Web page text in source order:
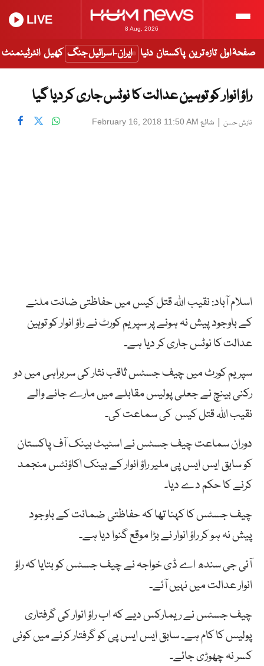
8 Aug, 2026
LIVE
صفحۂ اول تازہ ترین پاکستان دنیا ایران-اسرائیل جنگ کھیل انٹرٹینمنٹ
راؤ انوار کو توہین عدالت کا نوٹس جاری کر دیا گیا
نازش حسن | شائع February 16, 2018 11:50 AM
اسلام آباد: نقیب اللہ قتل کیس میں حفاظتی ضانت ملنے
کے باوجود پیش نہ ہونے پر سپریم کورٹ نے راؤ انوار کو توہین
عدالت کا نوٹس جاری کر دیا ہے۔
سپریم کورٹ میں چیف جسٹس ثاقب نثار کی سربراہی میں دو
رکنی بینچ نے جعلی پولیس مقابلے میں مارے جانے والے
نقیب اللہ قتل کیس کی سماعت کی۔
دوران سماعت چیف جسٹس نے اسٹیٹ بینک آف پاکستان
کو سابق ایس ایس پی ملیر راؤ انوار کے بینک اکاؤنٹس منجمد
کرنے کا حکم دے دیا۔
چیف جسٹس کا کہنا تھا کہ حفاظتی ضمانت کے باوجود
پیش نہ ہو کر راؤ انوار نے بڑا موقع گنوا دیا ہے۔
آئی جی سندھ اے ڈی خواجہ نے چیف جسٹس کو بتایا کہ راؤ
انوار عدالت میں نہیں آئے۔
چیف جسٹس نے ریمارکس دیے کہ اب راؤ انوار کی گرفتاری
پولیس کا کام ہے۔ سابق ایس ایس پی کو گرفتار کرنے میں کوئی
کسر نہ چھوڑی جائے۔